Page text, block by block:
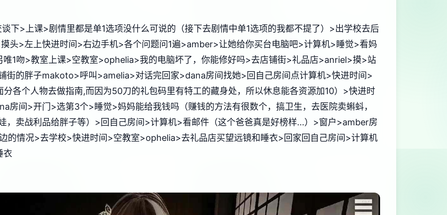
下>上课>剧情里都是单1选项没什么可说的（接下去剧情中单1选项的我都不提了）>出学校去后
头>左上快进时间>右边手机>各个问题问1遍>amber>让她给你买台电脑吧>计算机>睡觉>看妈
1吻>教室上课>空教室>ophelia>我的电脑坏了，你能修好吗>去店铺街>礼品店>anriel>摸>站
街的胖子makoto>呼叫>amelia>对话完回家>dana房间找她>回自己房间点计算机>快进时间>
各个人物去做指南,而因为50刀的礼包码里有特工的藏身处，所以休息能各资源加10）>快进时
房间>开门>选第3个>睡觉>妈妈能给我钱吗（赚钱的方法有很数个，搞卫生，去医院卖蝌蚪，
，卖战利品给胖子等）>回自己房间>计算机>看邮件（这个爸爸真是好榜样...）>窗户>amber房
的情况>去学校>快进时间>空教室>ophelia>去礼品店买望远镜和睡衣>回家回自己房间>计算机
衣